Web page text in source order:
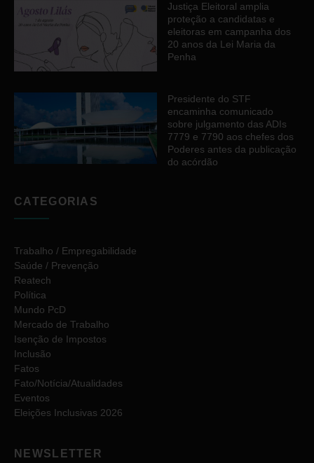
Justiça Eleitoral amplia
proteção a candidatas e
eleitoras em campanha dos
20 anos da Lei Maria da
Penha
Presidente do STF
encaminha comunicado
sobre julgamento das ADIs
7779 e 7790 aos chefes dos
Poderes antes da publicação
do acórdão
CATEGORIAS
Trabalho / Empregabilidade
Saúde / Prevenção
Reatech
Política
Mundo PcD
Mercado de Trabalho
Isenção de Impostos
Inclusão
Fatos
Fato/Notícia/Atualidades
Eventos
Eleições Inclusivas 2026
NEWSLETTER